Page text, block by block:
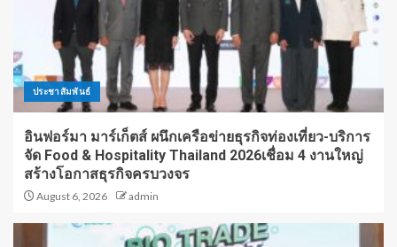
ประชาสัมพันธ์
อินฟอร์มา มาร์เก็ตส์ ผนึกเครือข่ายธุรกิจท่องเที่ยว-บริการ
จัด Food & Hospitality Thailand 2026เชื่อม 4 งานใหญ่
สร้างโอกาสธุรกิจครบวงจร
August 6, 2026 admin